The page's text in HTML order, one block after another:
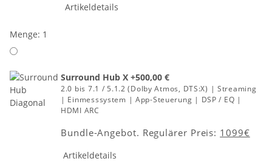
Artikeldetails
Menge: 1
Surround Hub X+500,00 €
2.0 bis 7.1 / 5.1.2 (Dolby Atmos, DTS:X) | Streaming
| Einmesssystem | App-Steuerung | DSP / EQ |
HDMI ARC
Bundle-Angebot. Regulärer Preis: 1099€
Artikeldetails